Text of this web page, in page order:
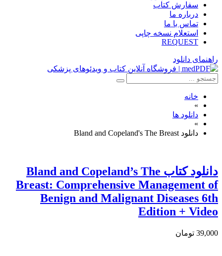
سفارش کتاب
درباره ما
تماس با ما
استعلام نسخه چاپی
REQUEST
راهنمای دانلود
خانه
»
دانلود ها
»
دانلود Bland and Copeland's The Breast
دانلود كتاب Bland and Copeland’s The
Breast: Comprehensive Management of
Benign and Malignant Diseases 6th
Edition + Video
39,000 تومان